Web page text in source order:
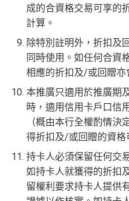
成的合資格交易可享的
計算。
除特別註明外，折扣及
同時使用。如任何合資
相應的折扣及/或回贈亦
本推廣只適用於推廣期
時，適用信用卡戶口信
（概由本行全權酌情
得折扣及/或回贈的資格
持卡人必須保留任何交
如持卡人就獲得的折扣
留權利要求持卡人提供